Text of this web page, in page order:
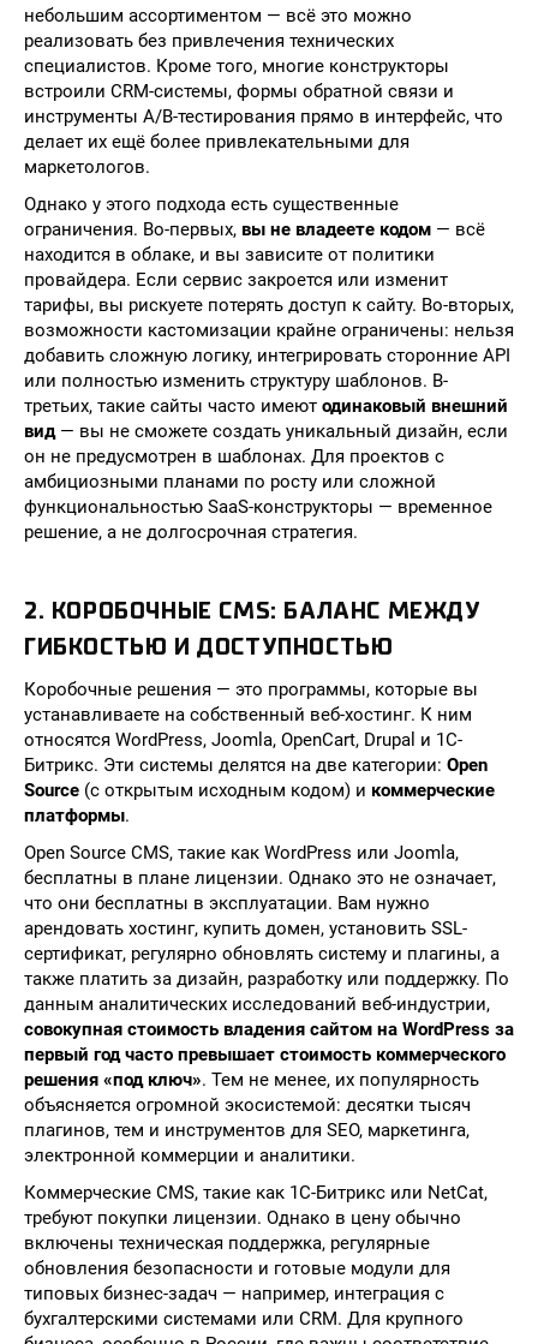
небольшим ассортиментом — всё это можно
реализовать без привлечения технических
специалистов. Кроме того, многие конструкторы
встроили CRM-системы, формы обратной связи и
инструменты A/B-тестирования прямо в интерфейс, что
делает их ещё более привлекательными для
маркетологов.
Однако у этого подхода есть существенные
ограничения. Во-первых, вы не владеете кодом — всё
находится в облаке, и вы зависите от политики
провайдера. Если сервис закроется или изменит
тарифы, вы рискуете потерять доступ к сайту. Во-вторых,
возможности кастомизации крайне ограничены: нельзя
добавить сложную логику, интегрировать сторонние API
или полностью изменить структуру шаблонов. В-
третьих, такие сайты часто имеют одинаковый внешний
вид— вы не сможете создать уникальный дизайн, если
он не предусмотрен в шаблонах. Для проектов с
амбициозными планами по росту или сложной
функциональностью SaaS-конструкторы — временное
решение, а не долгосрочная стратегия.
2. КОРОБОЧНЫЕ CMS: БАЛАНС МЕЖДУ
ГИБКОСТЬЮ И ДОСТУПНОСТЬЮ
Коробочные решения — это программы, которые вы
устанавливаете на собственный веб-хостинг. К ним
относятся WordPress, Joomla, OpenCart, Drupal и 1С-
Битрикс. Эти системы делятся на две категории: Open
Source (с открытым исходным кодом) и коммерческие
платформы.
Open Source CMS, такие как WordPress или Joomla,
бесплатны в плане лицензии. Однако это не означает,
что они бесплатны в эксплуатации. Вам нужно
арендовать хостинг, купить домен, установить SSL-
сертификат, регулярно обновлять систему и плагины, а
также платить за дизайн, разработку или поддержку. По
данным аналитических исследований веб-индустрии,
совокупная стоимость владения сайтом на WordPress за
первый год часто превышает стоимость коммерческого
решения «под ключ». Тем не менее, их популярность
объясняется огромной экосистемой: десятки тысяч
плагинов, тем и инструментов для SEO, маркетинга,
электронной коммерции и аналитики.
Коммерческие CMS, такие как 1С-Битрикс или NetCat,
требуют покупки лицензии. Однако в цену обычно
включены техническая поддержка, регулярные
обновления безопасности и готовые модули для
типовых бизнес-задач — например, интеграция с
бухгалтерскими системами или CRM. Для крупного